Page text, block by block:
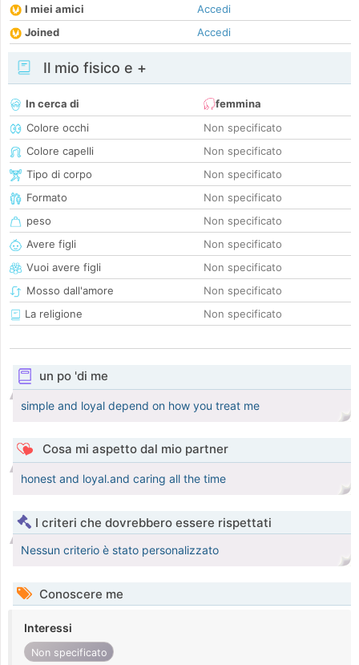
I miei amici
Accedi
Joined
Accedi
Il mio fisico e +
In cerca di
femmina
Colore occhi
Non specificato
Colore capelli
Non specificato
Tipo di corpo
Non specificato
Formato
Non specificato
peso
Non specificato
Avere figli
Non specificato
Vuoi avere figli
Non specificato
Mosso dall'amore
Non specificato
La religione
Non specificato
un po 'di me
simple and loyal depend on how you treat me
Cosa mi aspetto dal mio partner
honest and loyal.and caring all the time
I criteri che dovrebbero essere rispettati
Nessun criterio è stato personalizzato
Conoscere me
Interessi
Non specificato